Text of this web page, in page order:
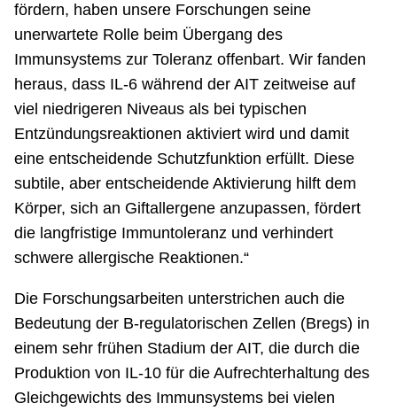
fördern, haben unsere Forschungen seine
unerwartete Rolle beim Übergang des
Immunsystems zur Toleranz offenbart. Wir fanden
heraus, dass IL-6 während der AIT zeitweise auf
viel niedrigeren Niveaus als bei typischen
Entzündungsreaktionen aktiviert wird und damit
eine entscheidende Schutzfunktion erfüllt. Diese
subtile, aber entscheidende Aktivierung hilft dem
Körper, sich an Giftallergene anzupassen, fördert
die langfristige Immuntoleranz und verhindert
schwere allergische Reaktionen.“
Die Forschungsarbeiten unterstrichen auch die
Bedeutung der B-regulatorischen Zellen (Bregs) in
einem sehr frühen Stadium der AIT, die durch die
Produktion von IL-10 für die Aufrechterhaltung des
Gleichgewichts des Immunsystems bei vielen